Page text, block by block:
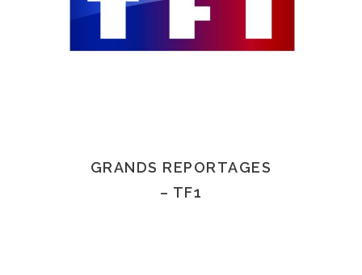
GRANDS REPORTAGES
– TF1